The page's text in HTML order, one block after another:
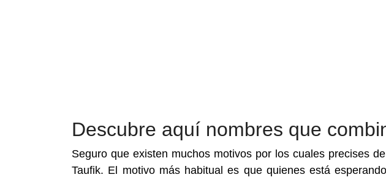
Descubre aquí nombres que
Seguro que existen muchos motivos por los cuales precises
Taufik. El motivo más habitual es que quienes está